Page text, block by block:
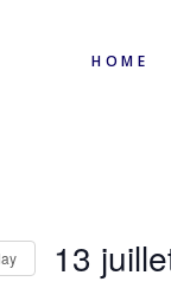
HOME
13